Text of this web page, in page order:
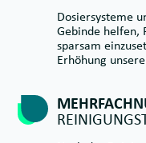
Dosiersysteme
Gebinde helfen,
sparsam
Erhöhung